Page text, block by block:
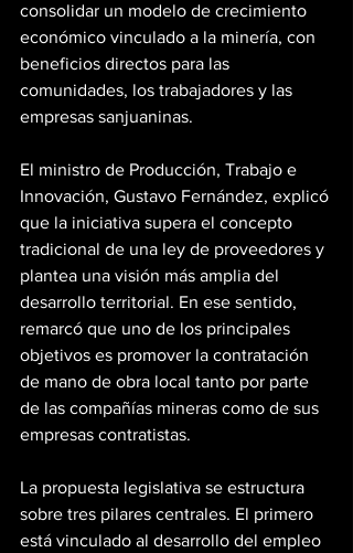
consolidar un modelo de crecimiento
económico vinculado a la minería, con
beneficios directos para las
comunidades, los trabajadores y las
empresas sanjuaninas.
El ministro de Producción, Trabajo e
Innovación, Gustavo Fernández, explicó
que la iniciativa supera el concepto
tradicional de una ley de proveedores y
plantea una visión más amplia del
desarrollo territorial. En ese sentido,
remarcó que uno de los principales
objetivos es promover la contratación
de mano de obra local tanto por parte
de las compañías mineras como de sus
empresas contratistas.
La propuesta legislativa se estructura
sobre tres pilares centrales. El primero
está vinculado al desarrollo del empleo